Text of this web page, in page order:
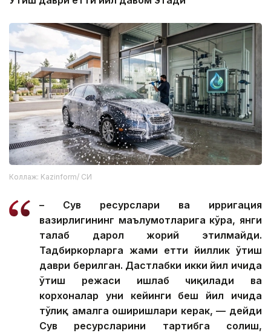
Коллаж: Kazinform/ СИ
– Сув ресурслари ва ирригация
вазирлигининг маълумотларига кўра, янги
талаб дарҳол жорий этилмайди.
Тадбиркорларга жами етти йиллик ўтиш
даври берилган. Дастлабки икки йил ичида
ўтиш режаси ишлаб чиқилади ва
корхоналар уни кейинги беш йил ичида
тўлиқ амалга оширишлари керак, — дейди
Сув ресурсларини тартибга солиш,